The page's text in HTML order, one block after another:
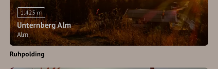
1.425 m
Unternberg Alm
Alm
Ruhpolding